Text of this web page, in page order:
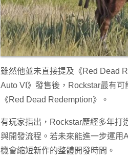
雖然他並未直接提及《Red Dead
Auto VI》發售後，Rockstar最有
《Red Dead Redemption》。
有玩家指出，Rockstar歷經多年打
與開發流程。若未來能進一步運用
機會縮短新作的整體開發時間。